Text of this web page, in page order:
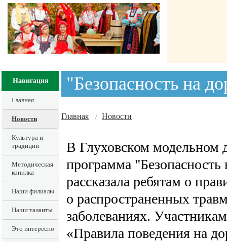
Навигация
Главная
Новости
Культура и
традиции
Методическая
копилка
Наши филиалы
Наши таланты
Это интересно
"Безопасность на
Главная / Новости
В Глуховском модельном
программа
рассказала ребятам о
о распространенных
заболеваниях.
«Правила поведения на